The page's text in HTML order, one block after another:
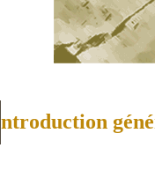
ntroduction